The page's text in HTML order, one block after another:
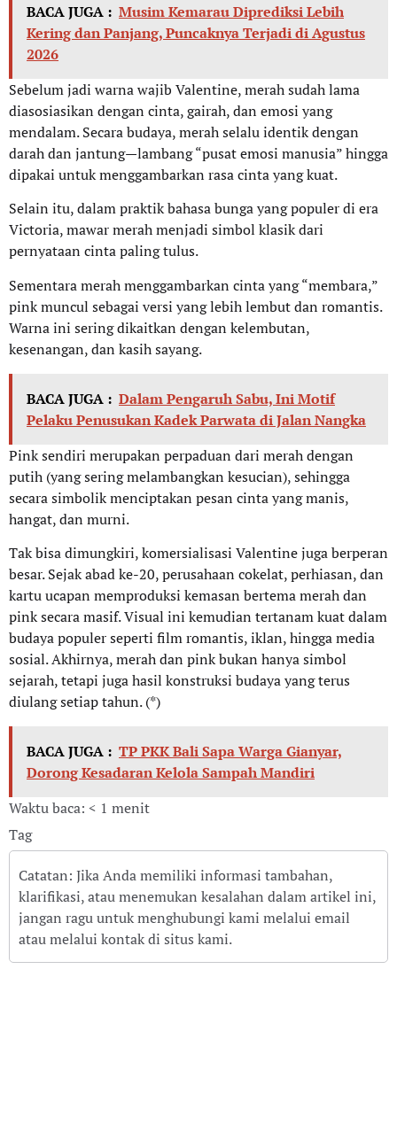
BACA JUGA : Musim Kemarau Diprediksi Lebih
Kering dan Panjang, Puncaknya Terjadi di Agustus
2026
Sebelum jadi warna wajib Valentine, merah sudah lama
diasosiasikan dengan cinta, gairah, dan emosi yang
mendalam. Secara budaya, merah selalu identik dengan
darah dan jantung—lambang “pusat emosi manusia” hingga
dipakai untuk menggambarkan rasa cinta yang kuat.
Selain itu, dalam praktik bahasa bunga yang populer di era
Victoria, mawar merah menjadi simbol klasik dari
pernyataan cinta paling tulus.
Sementara merah menggambarkan cinta yang “membara,”
pink muncul sebagai versi yang lebih lembut dan romantis.
Warna ini sering dikaitkan dengan kelembutan,
kesenangan, dan kasih sayang.
BACA JUGA : Dalam Pengaruh Sabu, Ini Motif
Pelaku Penusukan Kadek Parwata di Jalan Nangka
Pink sendiri merupakan perpaduan dari merah dengan
putih (yang sering melambangkan kesucian), sehingga
secara simbolik menciptakan pesan cinta yang manis,
hangat, dan murni.
Tak bisa dimungkiri, komersialisasi Valentine juga berperan
besar. Sejak abad ke-20, perusahaan cokelat, perhiasan, dan
kartu ucapan memproduksi kemasan bertema merah dan
pink secara masif. Visual ini kemudian tertanam kuat dalam
budaya populer seperti film romantis, iklan, hingga media
sosial. Akhirnya, merah dan pink bukan hanya simbol
sejarah, tetapi juga hasil konstruksi budaya yang terus
diulang setiap tahun. (*)
BACA JUGA : TP PKK Bali Sapa Warga Gianyar,
Dorong Kesadaran Kelola Sampah Mandiri
Waktu baca: < 1 menit
Tag
Catatan: Jika Anda memiliki informasi tambahan,
klarifikasi, atau menemukan kesalahan dalam artikel ini,
jangan ragu untuk menghubungi kami melalui email
atau melalui kontak di situs kami.